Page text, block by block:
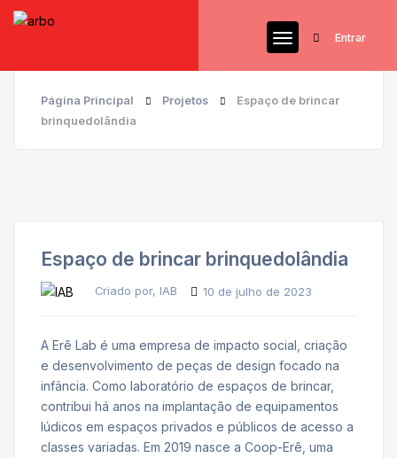
Entrar
Página Principal Projetos
Espaço de brincar
brinquedolândia
Espaço de brincar brinquedolândia
Criado por, IAB 10 de julho de 2023
A Erê Lab é uma empresa de impacto social, criação
e desenvolvimento de peças de design focado na
infância. Como laboratório de espaços de brincar,
contribui há anos na implantação de equipamentos
lúdicos em espaços privados e públicos de acesso a
classes variadas. Em 2019 nasce a Coop-Erê, uma